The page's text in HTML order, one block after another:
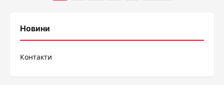
публикациите
Новини
Контакти